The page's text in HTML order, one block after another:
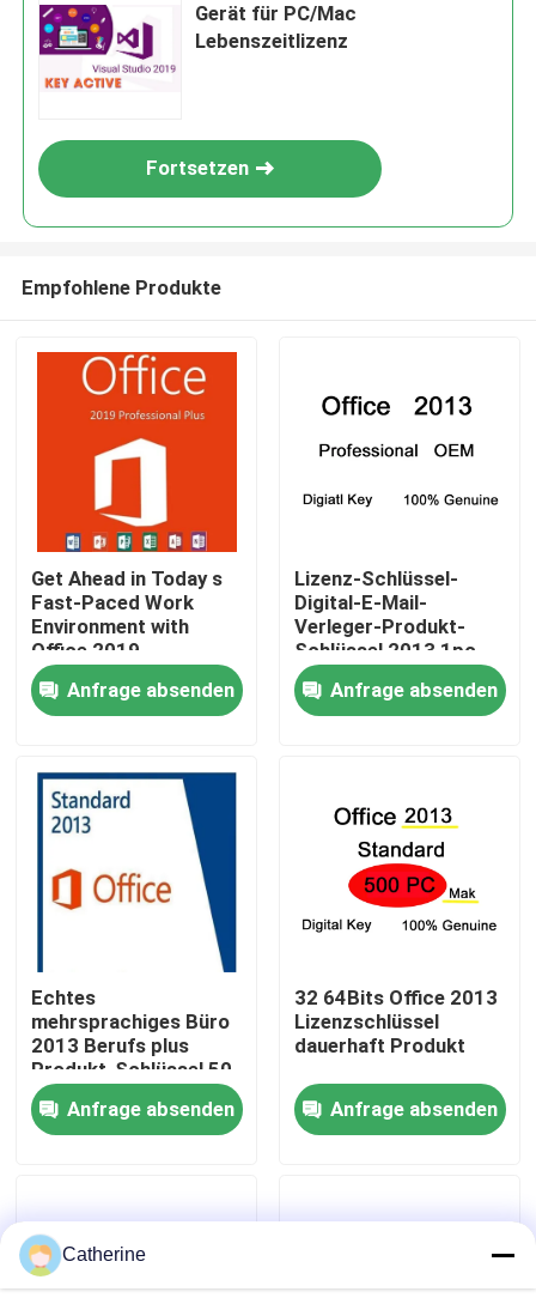
Zu Hause
Produkte
Videos
Kontakt mit uns
Neuigkeiten
Office 2024 Schlüssel kaufen
Gerät für PC/Mac
Lebenszeitlizenz
Fortsetzen
Empfohlene Produkte
Get Ahead in Today s
Fast-Paced Work
Environment with
Office 2019
Professional Plus
Anfrage absenden
Lizenz-Schlüssel-
Digital-E-Mail-
Verleger-Produkt-
Schlüssel 2013 1pc
Office 2013
Anfrage absenden
Echtes
mehrsprachiges Büro
2013 Berufs plus
Produkt-Schlüssel 50
PC
Anfrage absenden
32 64Bits Office 2013
Lizenzschlüssel
dauerhaft Produkt
Anfrage absenden
Catherine